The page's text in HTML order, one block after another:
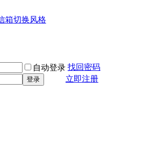
箱切换风格
自动登录 找回密码
登录
立即注册